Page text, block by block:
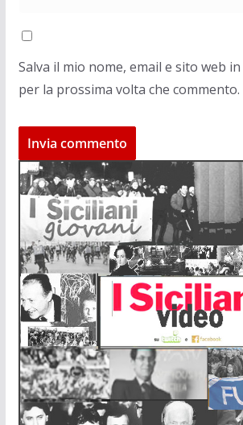
Salva il mio nome, email e sito web
per la prossima volta che commento.